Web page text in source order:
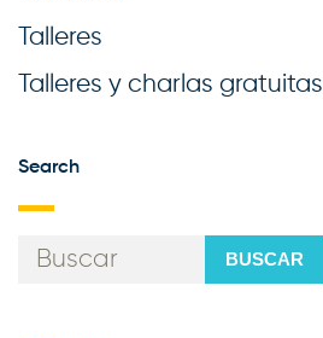
Talleres
Talleres y charlas gratuitas
Search
BUSCAR